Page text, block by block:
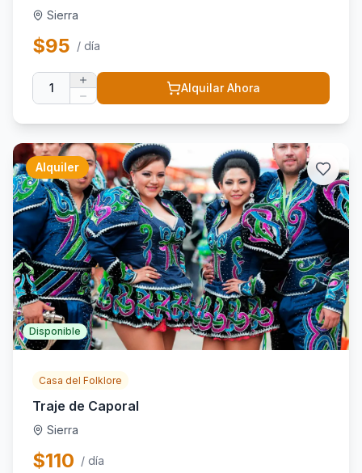
Sierra
$95 / día
1 Alquilar Ahora
Alquiler
Disponible
Casa del Folklore
Traje de Caporal
Sierra
$110 / día